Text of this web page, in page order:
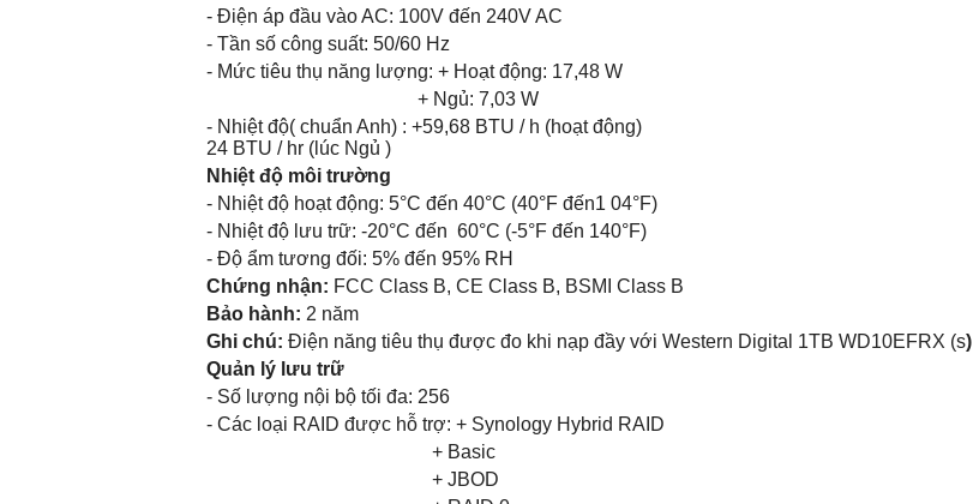
- Điện áp đầu vào AC: 100V đến 240V AC
- Tần số công suất: 50/60 Hz
- Mức tiêu thụ năng lượng: + Hoạt động: 17,48 W
+ Ngủ: 7,03 W
- Nhiệt độ( chuẩn Anh) : +59,68 BTU / h (hoạt động)
24 BTU / hr (lúc Ngủ )
Nhiệt độ môi trường
- Nhiệt độ hoạt động: 5°C đến 40°C (40°F đến1 04°F)
- Nhiệt độ lưu trữ: -20°C đến 60°C (-5°F đến 140°F)
- Độ ẩm tương đối: 5% đến 95% RH
Chứng nhận: FCC Class B, CE Class B, BSMI Class B
Bảo hành: 2 năm
Ghi chú: Điện năng tiêu thụ được đo khi nạp đầy với Western Digital 1TB WD10EFRX (s)
Quản lý lưu trữ
- Số lượng nội bộ tối đa: 256
- Các loại RAID được hỗ trợ: + Synology Hybrid RAID
+ Basic
+ JBOD